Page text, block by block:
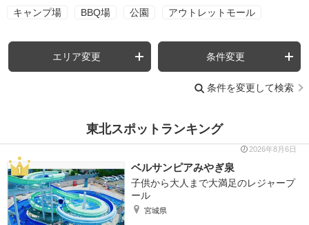
キャンプ場 BBQ場 公園 アウトレットモール
エリア変更 条件変更
条件を変更して検索
東北スポットランキング
2026年8月6日
ベルサンピアみやぎ泉
子供から大人まで大満足のレジャープ
ール
宮城県